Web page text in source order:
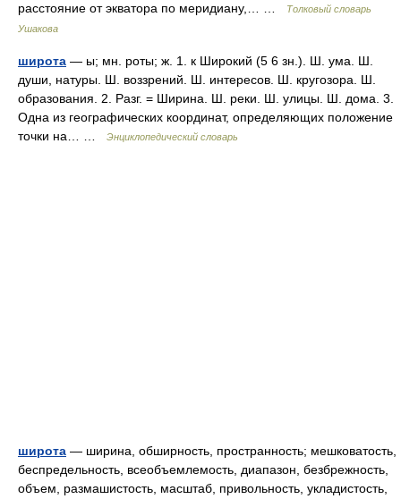
расстояние от экватора по меридиану,… …
Толковый словарь
Ушакова
широта — ы; мн. роты; ж. 1. к Широкий (5 6 зн.). Ш. ума. Ш.
души, натуры. Ш. воззрений. Ш. интересов. Ш. кругозора. Ш.
образования. 2. Разг. = Ширина. Ш. реки. Ш. улицы. Ш. дома. 3.
Одна из географических координат, определяющих положение
точки на… …
Энциклопедический словарь
широта — ширина, обширность, пространность; мешковатость,
беспредельность, всеобъемлемость, диапазон, безбрежность,
объем, размашистость, масштаб, привольность, укладистость,